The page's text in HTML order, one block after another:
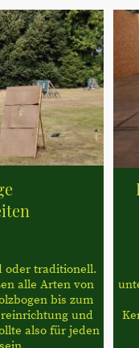
oder traditionell.
alle Arten von
bis zum
und
also für jeden